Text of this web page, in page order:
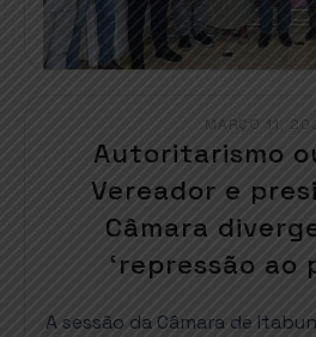
MARÇO 11,
Autoritarismo
Vereador e
Câmara
‘repressão ao
A sessão da Câmara de